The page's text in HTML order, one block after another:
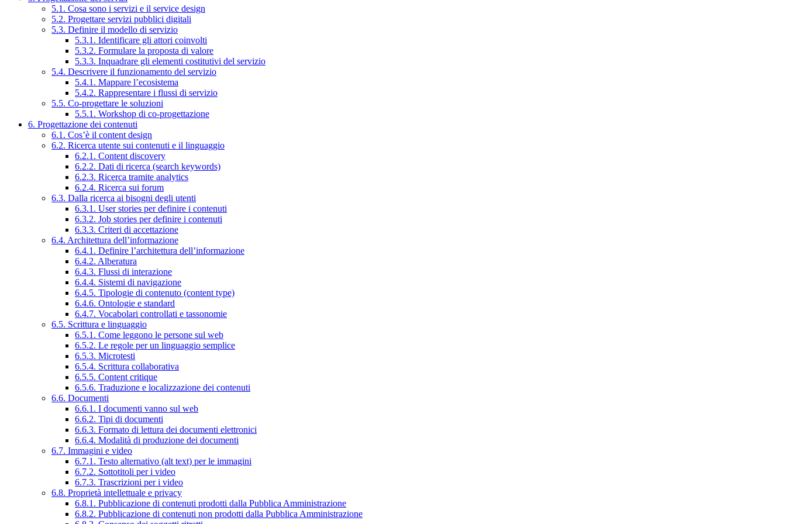
5.1. Cosa sono i servizi e il service design
5.2. Progettare servizi pubblici digitali
5.3. Definire il modello di servizio
5.3.1. Identificare gli attori coinvolti
5.3.2. Formulare la proposta di valore
5.3.3. Inquadrare gli elementi costitutivi del servizio
5.4. Descrivere il funzionamento del servizio
5.4.1. Mappare l’ecosistema
5.4.2. Rappresentare i flussi di servizio
5.5. Co-progettare le soluzioni
5.5.1. Workshop di co-progettazione
6. Progettazione dei contenuti
6.1. Cos’è il content design
6.2. Ricerca utente sui contenuti e il linguaggio
6.2.1. Content discovery
6.2.2. Dati di ricerca (search keywords)
6.2.3. Ricerca tramite analytics
6.2.4. Ricerca sui forum
6.3. Dalla ricerca ai bisogni degli utenti
6.3.1. User stories per definire i contenuti
6.3.2. Job stories per definire i contenuti
6.3.3. Criteri di accettazione
6.4. Architettura dell’informazione
6.4.1. Definire l’architettura dell’informazione
6.4.2. Alberatura
6.4.3. Flussi di interazione
6.4.4. Sistemi di navigazione
6.4.5. Tipologie di contenuto (content type)
6.4.6. Ontologie e standard
6.4.7. Vocabolari controllati e tassonomie
6.5. Scrittura e linguaggio
6.5.1. Come leggono le persone sul web
6.5.2. Le regole per un linguaggio semplice
6.5.3. Microtesti
6.5.4. Scrittura collaborativa
6.5.5. Content critique
6.5.6. Traduzione e localizzazione dei contenuti
6.6. Documenti
6.6.1. I documenti vanno sul web
6.6.2. Tipi di documenti
6.6.3. Formato di lettura dei documenti elettronici
6.6.4. Modalità di produzione dei documenti
6.7. Immagini e video
6.7.1. Testo alternativo (alt text) per le immagini
6.7.2. Sottotitoli per i video
6.7.3. Trascrizioni per i video
6.8. Proprietà intellettuale e privacy
6.8.1. Pubblicazione di contenuti prodotti dalla Pubblica Amministrazione
6.8.2. Pubblicazione di contenuti non prodotti dalla Pubblica Amministrazione